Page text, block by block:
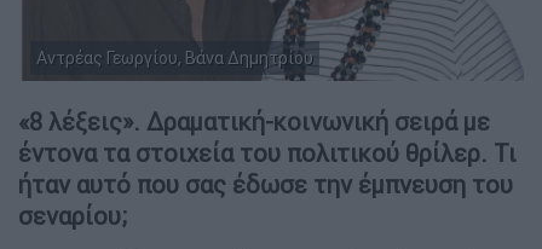
Αντρέας Γεωργίου, Βάνα Δημητρίου
Η σεναριογράφος μαζί με τον επί εννέα χρόνια συνεργάτη
της Αντρέα Γεωργίου
«8 λέξεις». Δραματική-κοινωνική σειρά με
έντονα τα στοιχεία του πολιτικού θρίλερ. Τι
ήταν αυτό που σας έδωσε την έμπνευση του
σεναρίου;